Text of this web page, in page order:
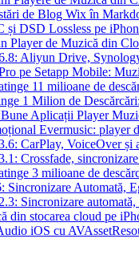
de Blog Wix în
și DSD Lossless pe
Player de Muzică din
Aliyun Drive,
pe Setapp Mobile:
11 milioane de
1 Milion de
Aplicații Player
Evermusic: player
CarPlay, VoiceOver și
Crossfade,
3 milioane de
Sincronizare Automată,
Sincronizare
din stocarea cloud pe
iOS cu